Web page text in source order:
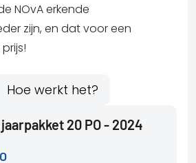
NOvA erkende
zijn, en dat voor een
Hoe werkt het?
20 PO - 2024